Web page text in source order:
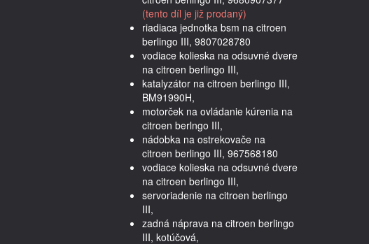
(tento díl je již prodaný)
riadiaca jednotka bsm na citroen
berlingo III, 9807028780
vodiace kolieska na odsuvné dvere
na citroen berlingo III,
katalyzátor na citroen berlingo III,
BM91990H,
motorček na ovládanie kúrenia na
citroen berlngo III,
nádobka na ostrekovače na
citroen berlingo III, 967568180
vodiace kolieska na odsuvné dvere
na citroen berlingo III,
servoriadenie na citroen berlingo
III,
zadná náprava na citroen berlingo
III, kotúčová,